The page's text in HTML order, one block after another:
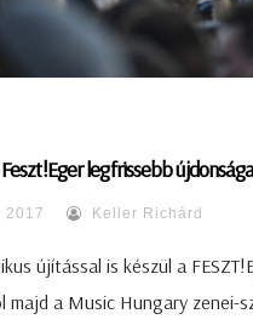
legfrissebb
2017 Keller Richárd
újítással is készül a
majd a Music Hungary zenei-